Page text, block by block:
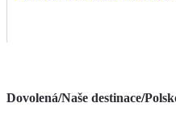
Dovolená/Naše destinace/